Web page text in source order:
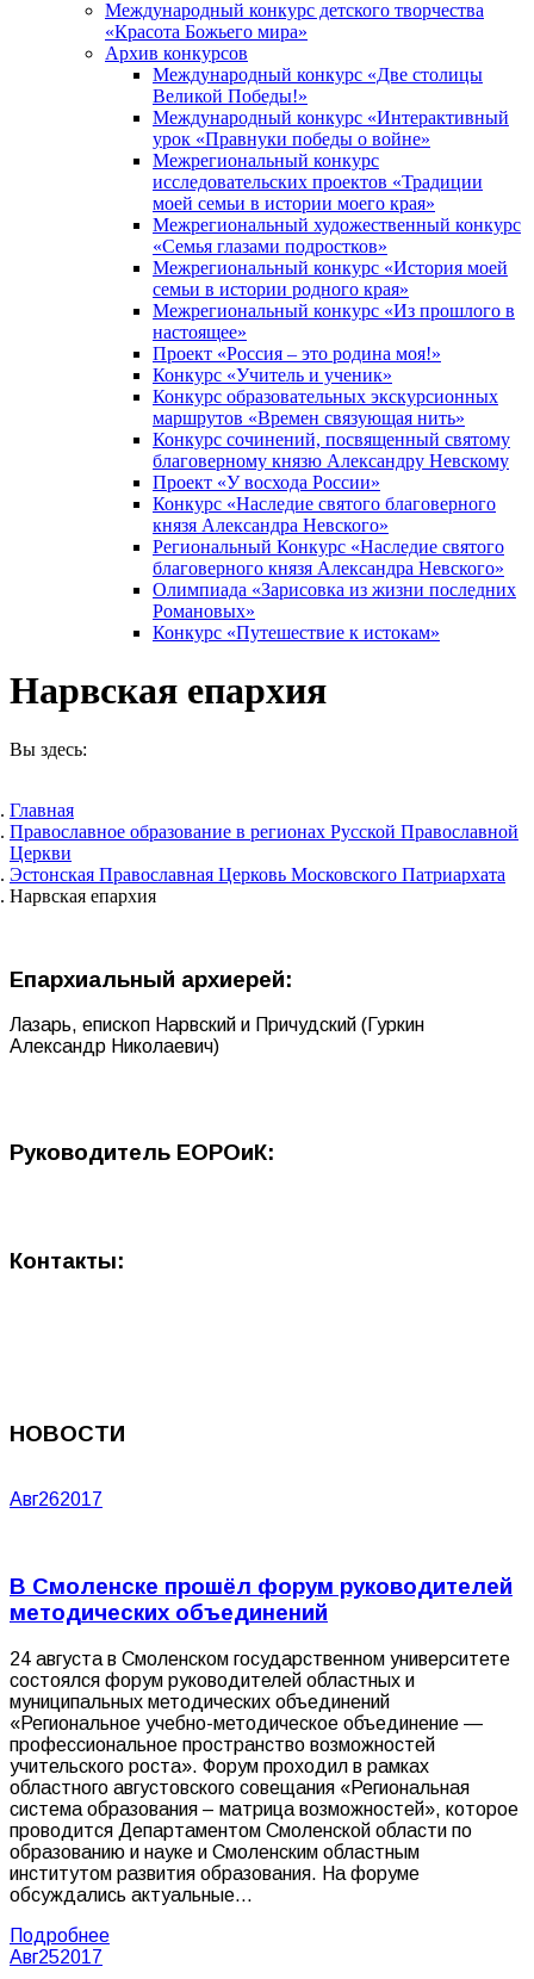
Международный конкурс детского творчества
«Красота Божьего мира»
Архив конкурсов
Международный конкурс «Две столицы
Великой Победы!»
Международный конкурс «Интерактивный
урок «Правнуки победы о войне»
Межрегиональный конкурс
исследовательских проектов «Традиции
моей семьи в истории моего края»
Межрегиональный художественный конкурс
«Семья глазами подростков»
Межрегиональный конкурс «История моей
семьи в истории родного края»
Межрегиональный конкурс «Из прошлого в
настоящее»
Проект «Россия – это родина моя!»
Конкурс «Учитель и ученик»
Конкурс образовательных экскурсионных
маршрутов «Времен связующая нить»
Конкурс сочинений, посвященный святому
благоверному князю Александру Невскому
Проект «У восхода России»
Конкурс «Наследие святого благоверного
князя Александра Невского»
Региональный Конкурс «Наследие святого
благоверного князя Александра Невского»
Олимпиада «Зарисовка из жизни последних
Романовых»
Конкурс «Путешествие к истокам»
Нарвская епархия
Вы здесь:
Главная
Православное образование в регионах Русской Православной
Церкви
Эстонская Православная Церковь Московского Патриархата
Нарвская епархия
Епархиальный архиерей:
Лазарь, епископ Нарвский и Причудский (Гуркин
Александр Николаевич)
Руководитель ЕОРОиК:
Контакты:
НОВОСТИ
Авг262017
В Смоленске прошёл форум руководителей
методических объединений
24 августа в Смоленском государственном университете
состоялся форум руководителей областных и
муниципальных методических объединений
«Региональное учебно-методическое объединение —
профессиональное пространство возможностей
учительского роста». Форум проходил в рамках
областного августовского совещания «Региональная
система образования – матрица возможностей», которое
проводится Департаментом Смоленской области по
образованию и науке и Смоленским областным
институтом развития образования. На форуме
обсуждались актуальные…
Подробнее
Авг252017